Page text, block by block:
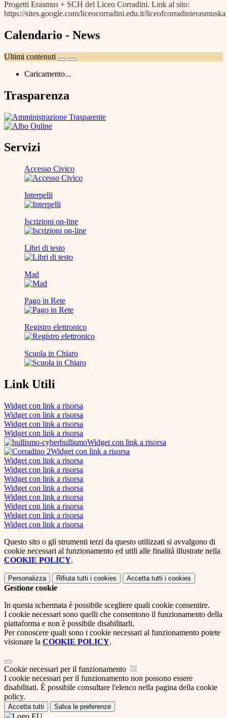
Progetti Erasmus + SCH del Liceo Corradini. Link al sito:
https://sites.google.com/liceocorradini.edu.it/
Calendario - News
Ultimi contenuti
Caricamento...
Trasparenza
Servizi
Accesso Civico
Interpelli
Iscrizioni on-line
Libri di testo
Mad
Pago in Rete
Registro elettronico
Scuola in Chiaro
Link Utili
Widget con link a risorsa
Widget con link a risorsa
Widget con link a risorsa
Widget con link a risorsa
Widget con link a risorsa
Widget con link a risorsa
Widget con link a risorsa
Widget con link a risorsa
Widget con link a risorsa
Widget con link a risorsa
Widget con link a risorsa
Widget con link a risorsa
Widget con link a risorsa
Widget con link a risorsa
Questo sito o gli strumenti terzi da questo utilizzati si avvalgono di
cookie necessari al funzionamento ed utili alle finalità illustrate nella
COOKIE POLICY.
Personalizza Rifiuta tutti i cookies Accetta tutti i cookies
Gestione cookie
In questa schermata è possibile scegliere quali cookie consentire.
I cookie necessari sono quelli che consentono il funzionamento della
piattaforma e non è possibile disabilitarli.
Per conoscere quali sono i cookie necessari al funzionamento potete
visionare la COOKIE POLICY.
Cookie necessari per il funzionamento
I cookie necessari per il funzionamento non possono essere
disabilitati. È possibile consultare l'elenco nella pagina della cookie
policy.
Accetta tutti Salva le preferenze